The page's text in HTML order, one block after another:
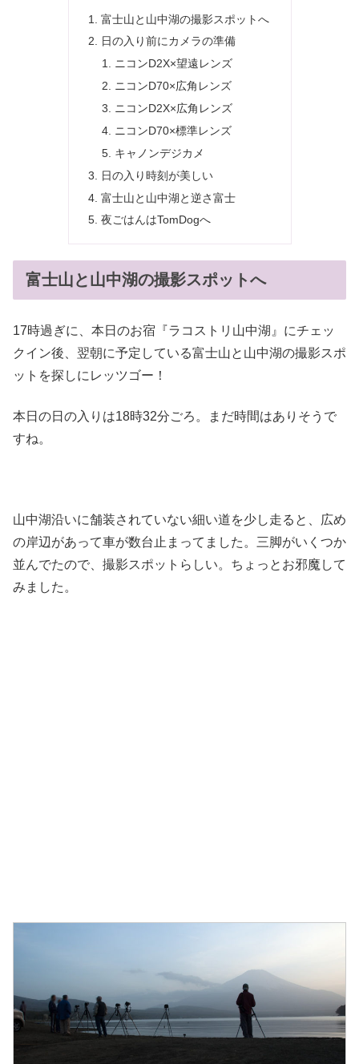
富士山と山中湖の撮影スポットへ
日の入り前にカメラの準備
ニコンD2X×望遠レンズ
ニコンD70×広角レンズ
ニコンD2X×広角レンズ
ニコンD70×標準レンズ
キャノンデジカメ
日の入り時刻が美しい
富士山と山中湖と逆さ富士
夜ごはんはTomDogへ
富士山と山中湖の撮影スポットへ
17時過ぎに、本日のお宿『ラコストリ山中湖』にチェッ
クイン後、翌朝に予定している富士山と山中湖の撮影スポ
ットを探しにレッツゴー！
本日の日の入りは18時32分ごろ。まだ時間はありそうで
すね。
山中湖沿いに舗装されていない細い道を少し走ると、広め
の岸辺があって車が数台止まってました。三脚がいくつか
並んでたので、撮影スポットらしい。ちょっとお邪魔して
みました。